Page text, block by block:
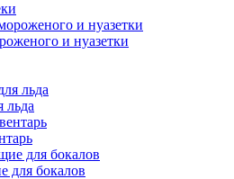
и нуазетки
льда
для бокалов